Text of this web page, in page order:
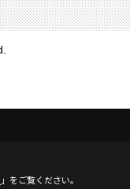
」をご覧ください。